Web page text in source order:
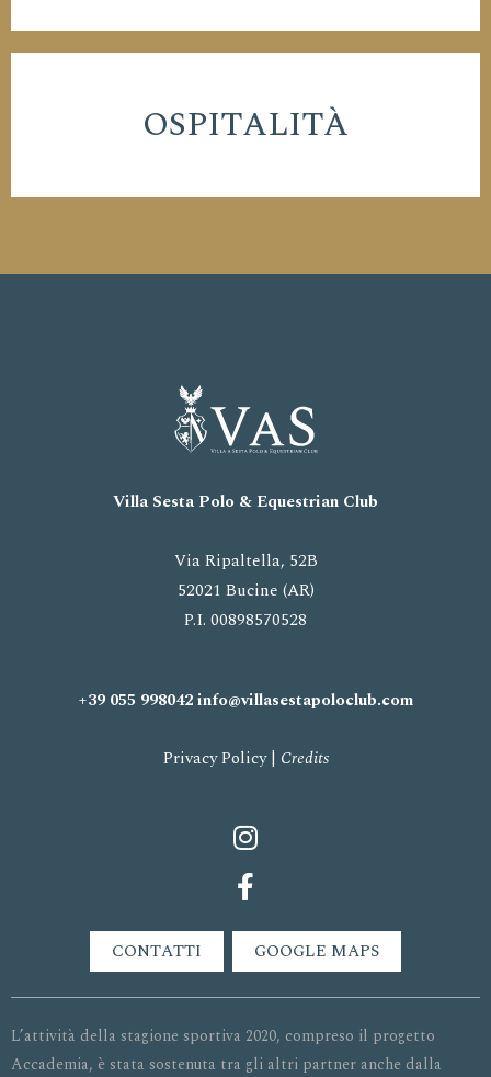
OSPITALITÀ
Villa Sesta Polo & Equestrian Club
Via Ripaltella, 52B
52021 Bucine (AR)
P.I. 00898570528
+39 055 998042info@villasestapoloclub.com
Privacy Policy| Credits
CONTATTI GOOGLE MAPS
L’attività della stagione sportiva 2020, compreso il progetto
Accademia, è stata sostenuta tra gli altri partner anche dalla